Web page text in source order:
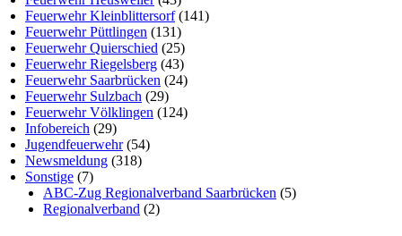
Feuerwehr Kleinblittersorf(141)
Feuerwehr Püttlingen (131)
Feuerwehr Quierschied (25)
Feuerwehr Riegelsberg (43)
Feuerwehr Saarbrücken (24)
Feuerwehr Sulzbach (29)
Feuerwehr Völklingen (124)
Infobereich (29)
Jugendfeuerwehr(54)
Newsmeldung (318)
Sonstige (7)
ABC-Zug Regionalverband Saarbrücken (5)
Regionalverband (2)